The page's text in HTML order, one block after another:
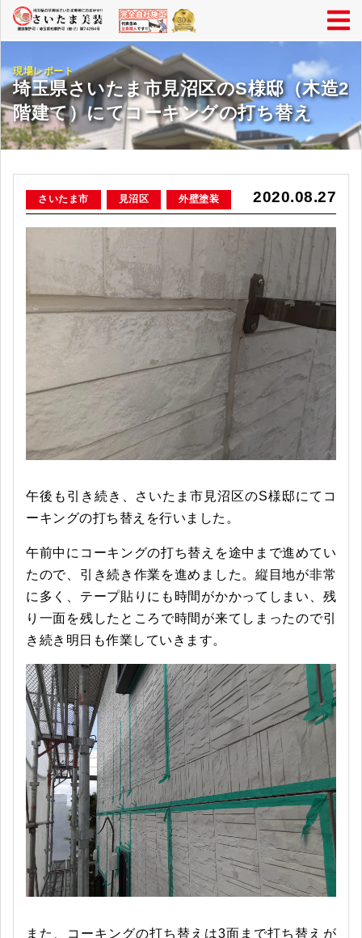
現場レポート
埼玉県さいたま市見沼区のS様邸（木造2
階建て）にてコーキングの打ち替え
2020.08.27
さいたま市 見沼区 外壁塗装
午後も引き続き、さいたま市見沼区のS様邸にてコ
ーキングの打ち替えを行いました。
午前中にコーキングの打ち替えを途中まで進めてい
たので、引き続き作業を進めました。縦目地が非常
に多く、テープ貼りにも時間がかかってしまい、残
り一面を残したところで時間が来てしまったので引
き続き明日も作業していきます。
また、コーキングの打ち替えは3面まで打ち替えが